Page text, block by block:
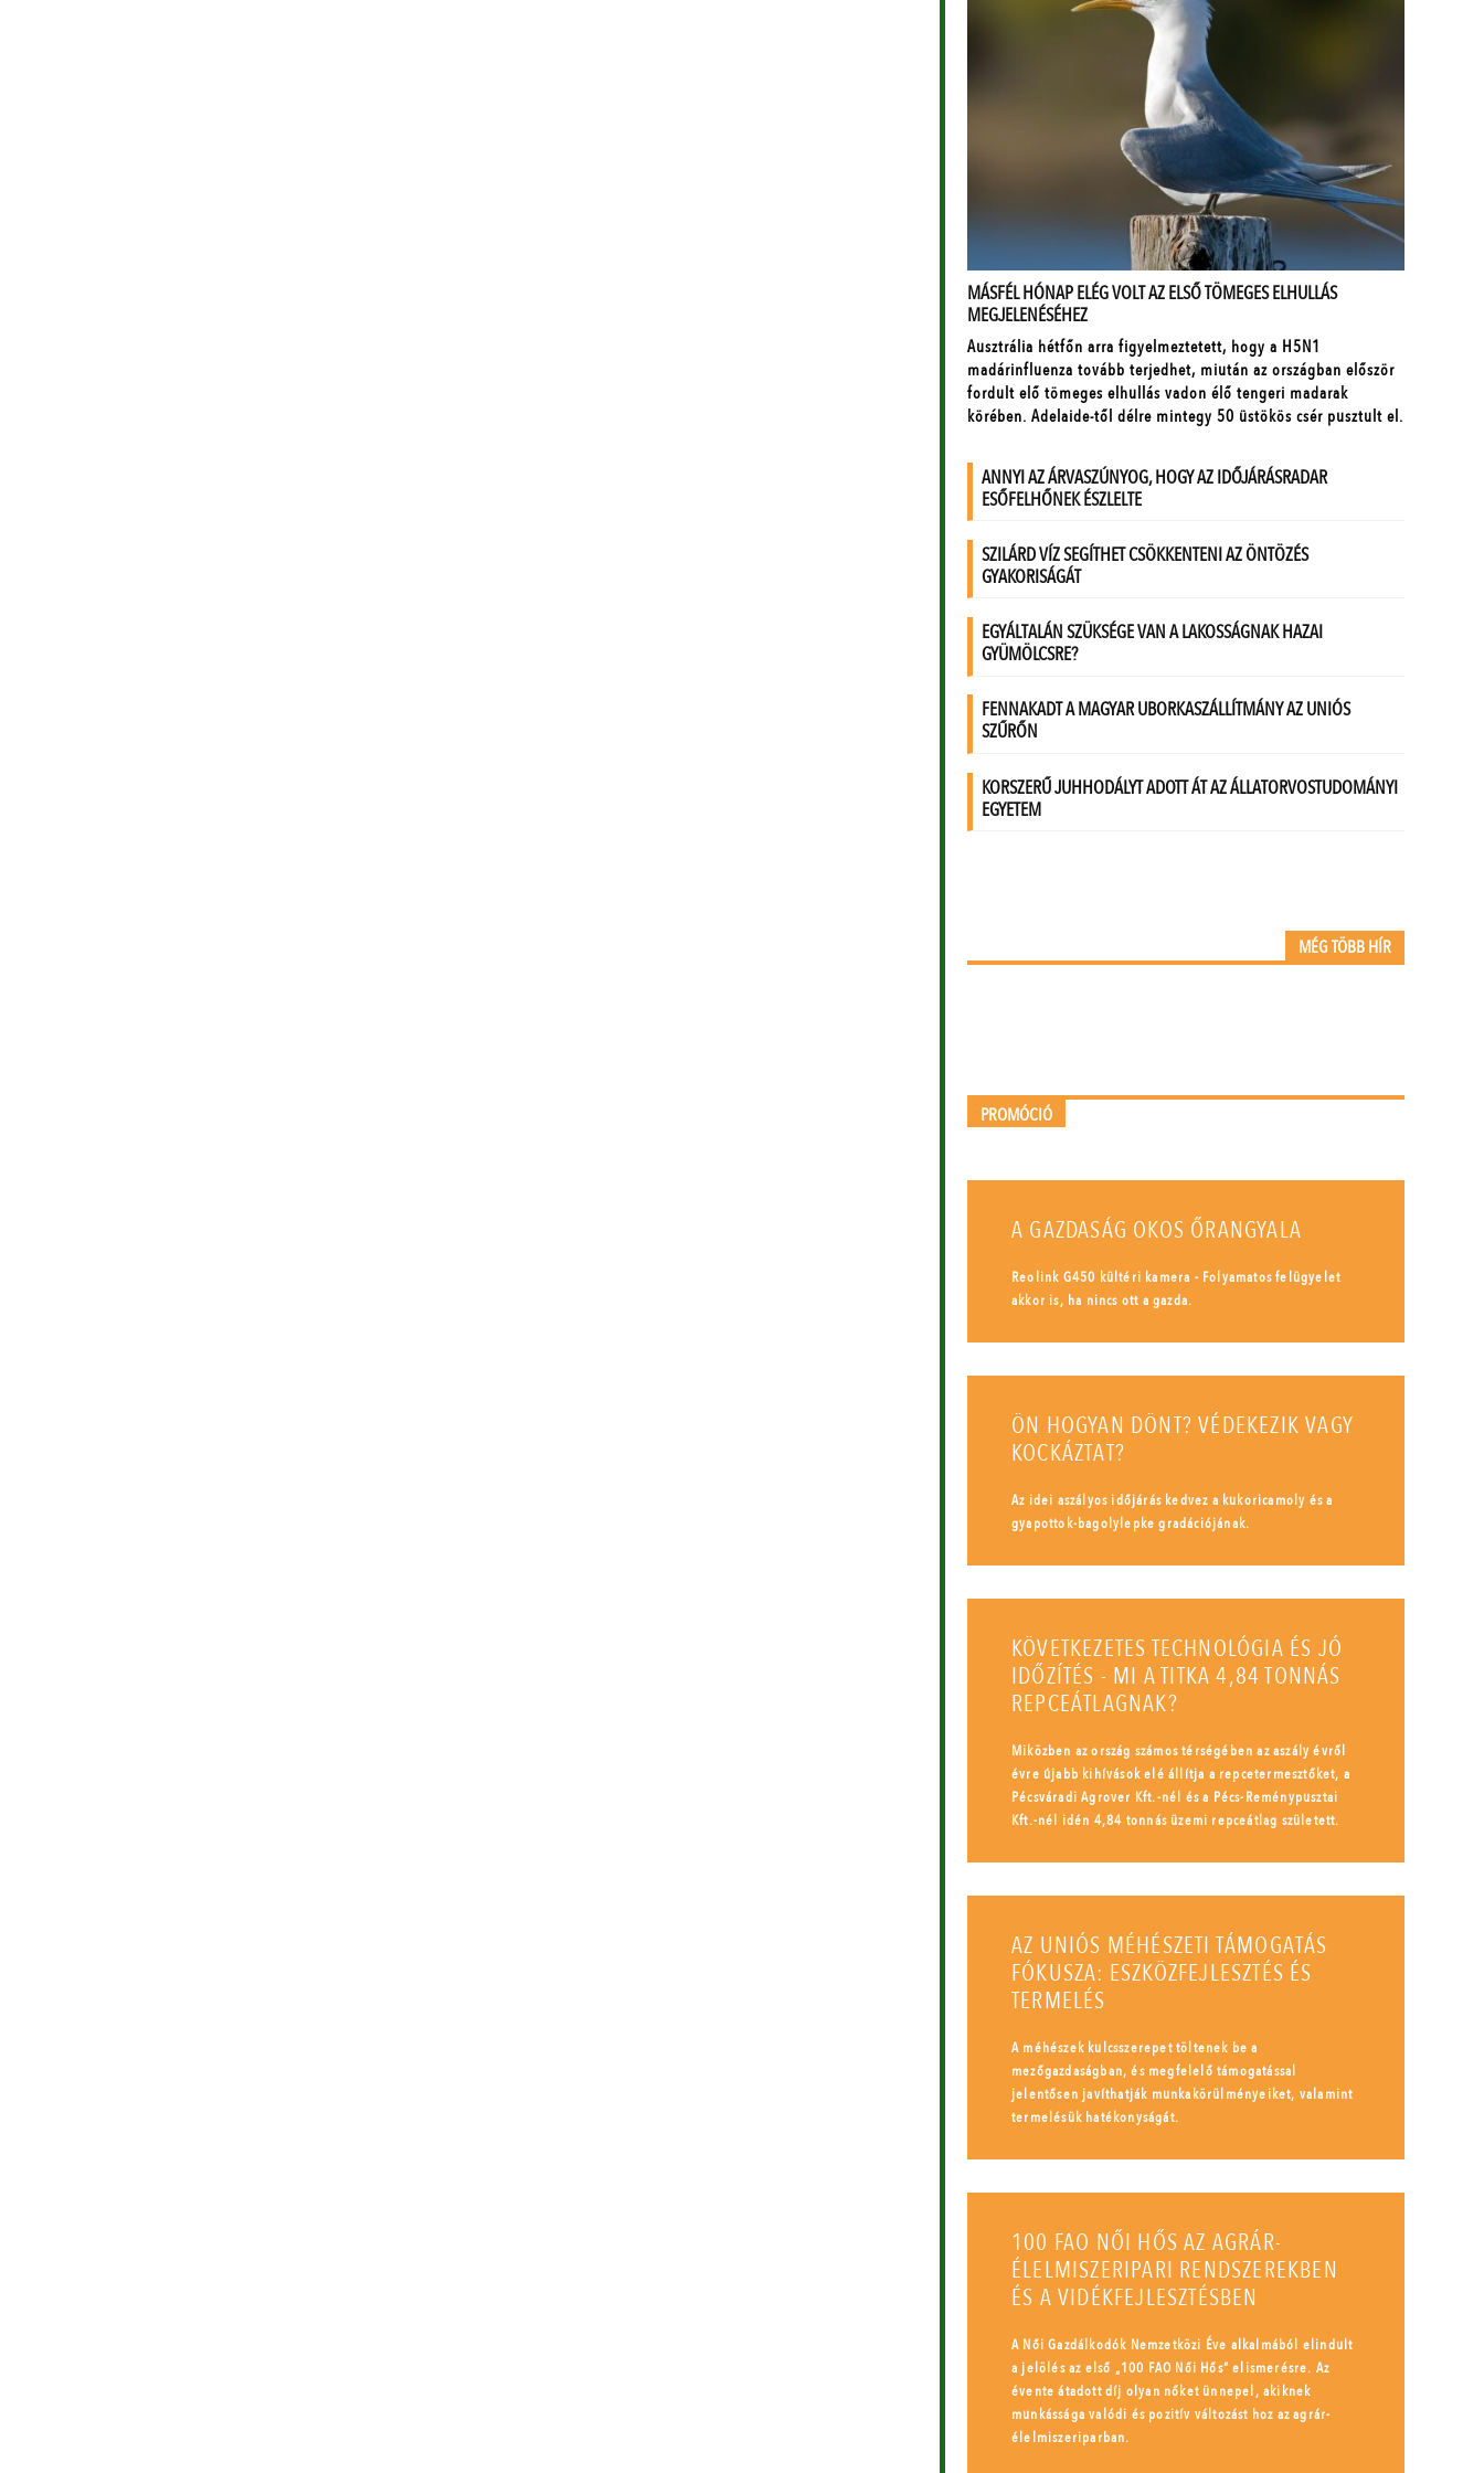
MÉG TÖBB HÍR
PROMÓCIÓ
A GAZDASÁG OKOS ŐRANGYALA
Reolink G450 kültéri kamera - Folyamatos felügyelet
akkor is, ha nincs ott a gazda.
ÖN HOGYAN DÖNT? VÉDEKEZIK VAGY
KOCKÁZTAT?
Az idei aszályos időjárás kedvez a kukoricamoly és a
gyapottok-bagolylepke gradációjának.
KÖVETKEZETES TECHNOLÓGIA ÉS JÓ
IDŐZÍTÉS - MI A TITKA 4,84 TONNÁS
REPCEÁTLAGNAK?
Miközben az ország számos térségében az aszály évről
évre újabb kihívások elé állítja a repcetermesztőket, a
Pécsváradi Agrover Kft.-nél és a Pécs-Reménypusztai
Kft.-nél idén 4,84 tonnás üzemi repceátlag született.
AZ UNIÓS MÉHÉSZETI TÁMOGATÁS
FÓKUSZA: ESZKÖZFEJLESZTÉS ÉS
TERMELÉS
A méhészek kulcsszerepet töltenek be a
mezőgazdaságban, és megfelelő támogatással
jelentősen javíthatják munkakörülményeiket, valamint
termelésük hatékonyságát.
100 FAO NŐI HŐS AZ AGRÁR-
ÉLELMISZERIPARI RENDSZEREKBEN
ÉS A VIDÉKFEJLESZTÉSBEN
A Női Gazdálkodók Nemzetközi Éve alkalmából elindult
a jelölés az első „100 FAO Női Hős” elismerésre. Az
évente átadott díj olyan nőket ünnepel, akiknek
munkássága valódi és pozitív változást hoz az agrár-
élelmiszeriparban.